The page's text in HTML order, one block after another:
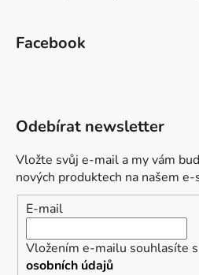
Facebook
Odebírat newsletter
Vložte svůj e-mail a my vám
nových produktech na našem e-
E-mail
Vložením e-mailu souhlasíte s
osobních údajů